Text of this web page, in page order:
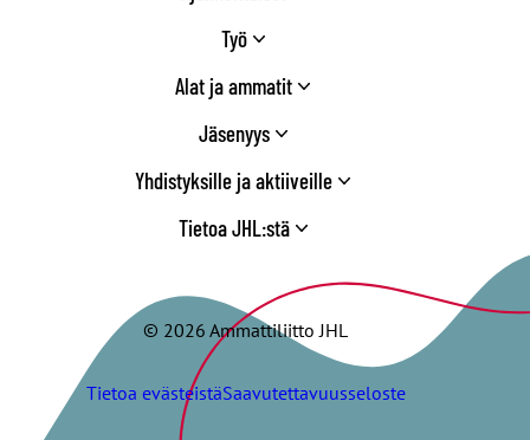
Työ
Alat ja ammatit
Jäsenyys
Yhdistyksille ja aktiiveille
Tietoa JHL:stä
© 2026 Ammattiliitto JHL
Tietoa evästeistäSaavutettavuusseloste